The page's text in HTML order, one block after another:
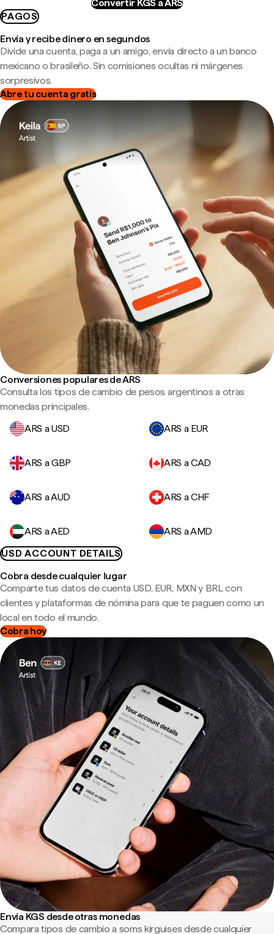
Convertir KGS a ARS
PAGOS
Envía y recibe dinero en segundos
Divide una cuenta, paga a un amigo, envía directo a un banco
mexicano o brasileño. Sin comisiones ocultas ni márgenes
sorpresivos.
Abre tu cuenta gratis
Conversiones populares de ARS
Consulta los tipos de cambio de pesos argentinos a otras
monedas principales.
ARS a USD
ARS a EUR
ARS a GBP ARS a CAD
ARS a AUD ARS a CHF
ARS a AED
ARS a AMD
USD ACCOUNT DETAILS
Cobra desde cualquier lugar
Comparte tus datos de cuenta USD, EUR, MXN y BRL con
clientes y plataformas de nómina para que te paguen como un
local en todo el mundo.
Cobra hoy
Envía KGS desde otras monedas
Compara tipos de cambio a soms kirguises desde cualquier